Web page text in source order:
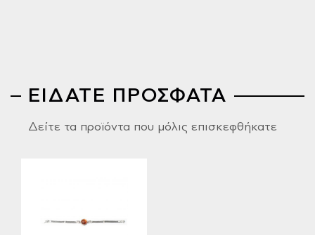
ΕΙΔΑΤΕ ΠΡΟΣΦΑΤΑ
Δείτε τα προϊόντα που μόλις επισκεφθήκατε